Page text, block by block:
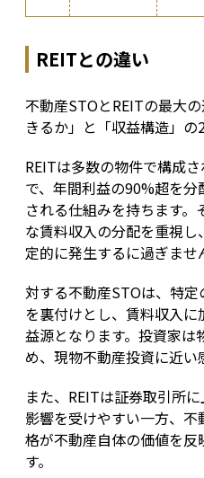
REITとの違い
不動産STOとREITの最大
きるか」と「収益構造」の2
REITは多数の物件で構成
で、年間利益の90%超を
される仕組みを持ちます
な賃料収入の分配を重視
定的に発生するに過ぎませ
対する不動産STOは、特定
を裏付けとし、賃料収入
益源となります。投資家
め、現物不動産投資に近い
また、REITは証券取引所
影響を受けやすい一方、
格が不動産自体の価値を
す。